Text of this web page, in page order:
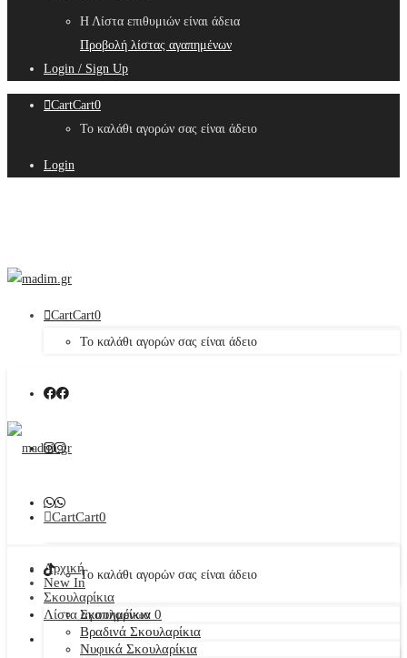
Η Λίστα επιθυμιών είναι άδεια
Προβολή λίστας αγαπημένων
Login / Sign Up
CartCart0
Το καλάθι αγορών σας είναι άδειο
Login
CartCart0
Το καλάθι αγορών σας είναι άδειο
CartCart0
Το καλάθι αγορών σας είναι άδειο
Λίστα αγαπημένων 0
Αρχική
New In
Σκουλαρίκια
Σκουλαρίκια
Βραδινά Σκουλαρίκια
Νυφικά Σκουλαρίκια